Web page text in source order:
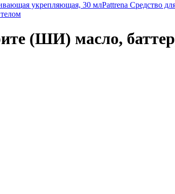
укрепляющая, 30 млPattrena Средство
(ШИ) масло,